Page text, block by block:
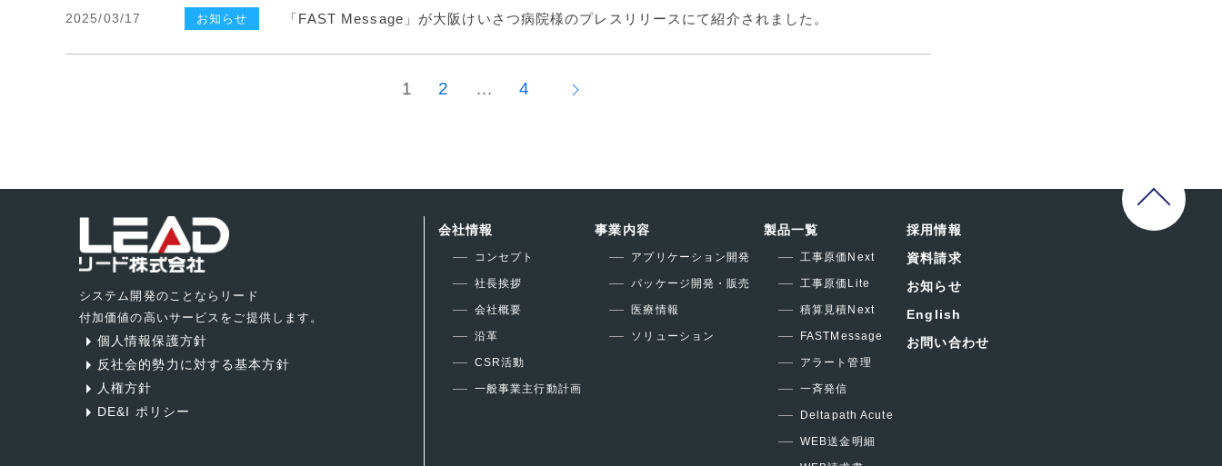
2025/03/17 お知らせ 「FAST Message」が大阪けいさつ病院様のプレスリリースにて紹介されました。
ー
ジ
送
り
1 2 … 4
Next
システム開発のことならリード
付加価値の高いサービスをご提供します。
個人情報保護方針
反社会的勢力に対する基本方針
人権方針
DE&I ポリシー
会社情報
コンセプト
社長挨拶
会社概要
沿革
CSR活動
一般事業主行動計画
事業内容
アプリケーション開発
パッケージ開発・販売
医療情報
ソリューション
製品一覧
工事原価Next
工事原価Lite
積算見積Next
FASTMessage
アラート管理
一斉発信
Deltapath Acute
WEB送金明細
採用情報
資料請求
お知らせ
English
お問い合わせ